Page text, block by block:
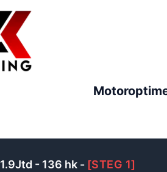
1.9Jtd - 136 hk - [STEG 1]